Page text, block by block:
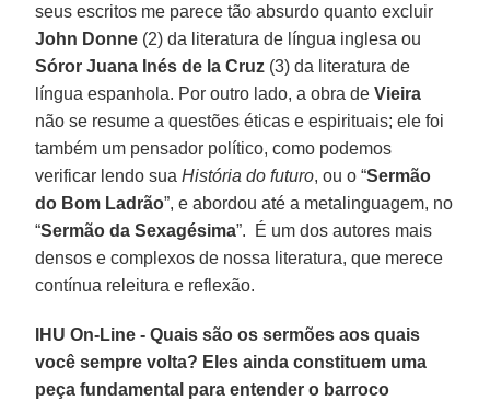
seus escritos me parece tão absurdo quanto excluir
John Donne (2) da literatura de língua inglesa ou
Sóror Juana Inés de la Cruz (3) da literatura de
língua espanhola. Por outro lado, a obra deVieira
não se resume a questões éticas e espirituais; ele foi
também um pensador político, como podemos
verificar lendo suaHistória do futuro, ou o “Sermão
do Bom Ladrão”, e abordou até a metalinguagem, no
“Sermão da Sexagésima”. É um dos autores mais
densos e complexos de nossa literatura, que merece
contínua releitura e reflexão.
IHU On-Line - Quais são os sermões aos quais
você sempre volta? Eles ainda constituem uma
peça fundamental para entender o barroco